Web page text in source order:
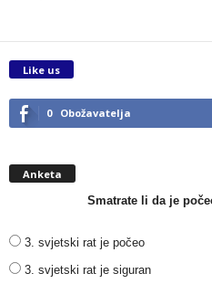
Like us
0 Obožavatelja
Anketa
Smatrate li da je
3. svjetski rat je počeo
3. svjetski rat je siguran